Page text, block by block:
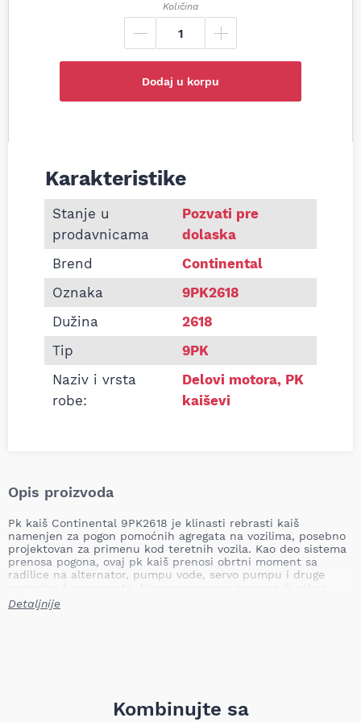
Količina
Dodaj u korpu
Informacije o Pk kaiš Continental 9PK2618
Karakteristike
Stanje u
prodavnicama
Pozvati pre
dolaska
Brend
Continental
Oznaka
9PK2618
Dužina
2618
Tip
9PK
Naziv i vrsta
robe:
Delovi motora, PK
kaiševi
Opis proizvoda
Pk kaiš Continental 9PK2618 je klinasti rebrasti kaiš
namenjen za pogon pomoćnih agregata na vozilima, posebno
projektovan za primenu kod teretnih vozila. Kao deo sistema
prenosa pogona, ovaj pk kaiš prenosi obrtni moment sa
radilice na alternator, pumpu vode, servo pumpu i druge
kaiša može dovesti do gubitka pogona pomoćnih uređaja,
pregrevanja motora, pražnjenja akumulatora i rizika od
Težina: 0,387 kg
Detaljnije
Kombinujte sa